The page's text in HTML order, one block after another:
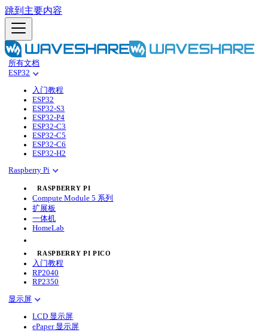
跳到主要内容
所有文档
ESP32
入门教程
ESP32
ESP32-S3
ESP32-P4
ESP32-C3
ESP32-C5
ESP32-C6
ESP32-H2
Raspberry Pi
RASPBERRY PI
Compute Module 5 系列
扩展板
一体机
HomeLab
RASPBERRY PI PICO
入门教程
RP2040
RP2350
显示屏
LCD 显示屏
ePaper 显示屏